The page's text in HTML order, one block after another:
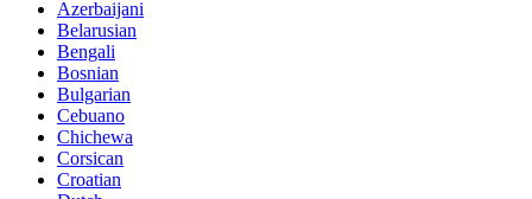
Azerbaijani
Belarusian
Bengali
Bosnian
Bulgarian
Cebuano
Chichewa
Corsican
Croatian